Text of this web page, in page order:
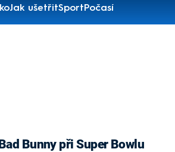
Jak ušetřitSportPočasí
Bunny při Super Bowlu